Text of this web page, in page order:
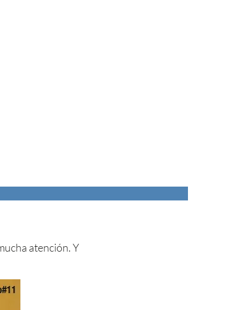
atención. Y